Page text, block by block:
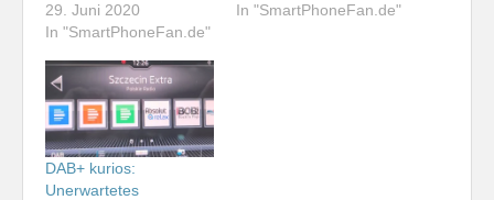
29. Juni 2020
In "SmartPhoneFan.de"
In "SmartPhoneFan.de"
DAB+ kurios:
Unerwartetes